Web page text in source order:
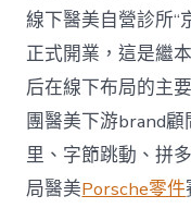
線下醫美自營診所“
正式開業，這是繼
后在線下布局的主
團醫美下游brand
里、字節跳動、拼
局醫美Porsche零件